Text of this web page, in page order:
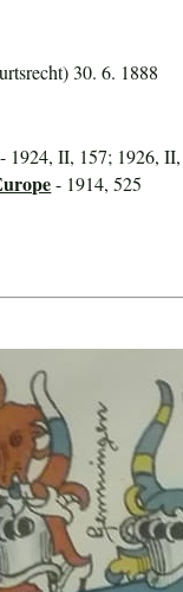
30. 6. 1888
- 1924, II, 157; 1926,
- 1914, 525